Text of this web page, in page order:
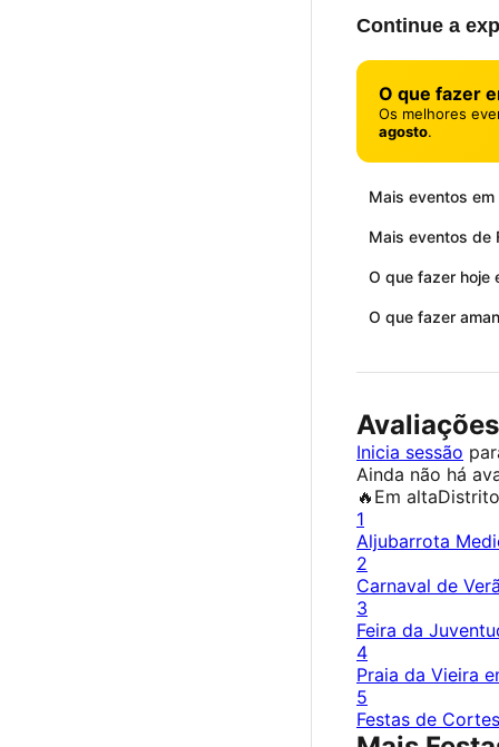
Continue a
O que fazer
Os melhores
agosto.
Mais eventos em
Mais eventos de
O que fazer hoje
O que fazer
Avaliações
Inicia sessão
Ainda não há
🔥 Em alta
1
Aljubarrota
2
Carnaval de
3
Feira da
4
Praia da Vieira
5
Festas de Cortes